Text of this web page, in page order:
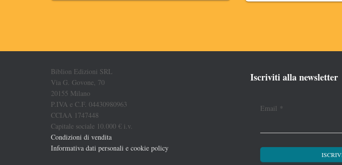
Biblion Edizioni SRL
Via G. Govone, 70
20155 Milano
P.IVA e C.F. 04430980963
CCIAA 1747448
Capitale sociale 10.000 € i.v.
Condizioni di vendita
Informativa dati personali e cookie policy
Iscriviti alla newsletter
Email *